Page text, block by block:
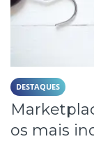
DESTAQUES
os mais